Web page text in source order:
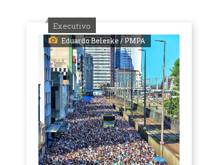
Executivo
Eduardo Beleske / PMPA